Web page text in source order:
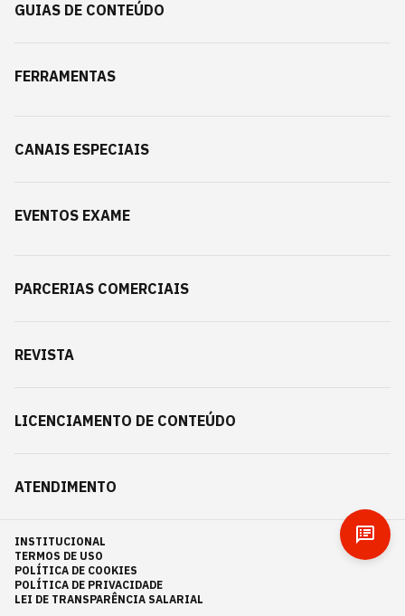
GUIAS DE CONTEÚDO
FERRAMENTAS
CANAIS ESPECIAIS
EVENTOS EXAME
PARCERIAS COMERCIAIS
REVISTA
LICENCIAMENTO DE CONTEÚDO
ATENDIMENTO
INSTITUCIONAL
TERMOS DE USO
POLÍTICA DE COOKIES
POLÍTICA DE PRIVACIDADE
LEI DE TRANSPARÊNCIA SALARIAL